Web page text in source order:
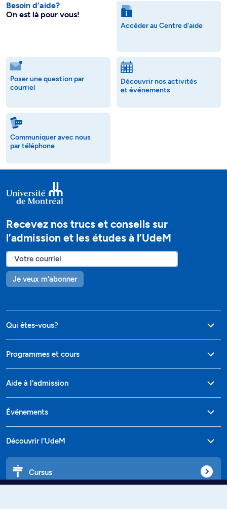
Besoin d’aide?
On est là pour vous!
Accéder au Centre d'aide
Poser une question par
courriel
Découvrir nos activités
et événements
Communiquer avec nous
par téléphone
Recevez nos trucs et conseils sur
l’admission et les études à l’UdeM
Je veux m'abonner
Qui êtes-vous?
Programmes et cours
Aide à l'admission
Événements
Découvrir l'UdeM
Cursus